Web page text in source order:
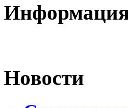
Новости